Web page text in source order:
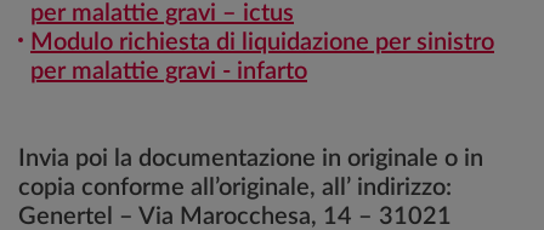
per malattie gravi – ictus
Modulo richiesta di liquidazione per sinistro
per malattie gravi - infarto
Invia poi la documentazione in originale o in
copia conforme all’originale, all’ indirizzo:
Genertel – Via Marocchesa, 14 – 31021